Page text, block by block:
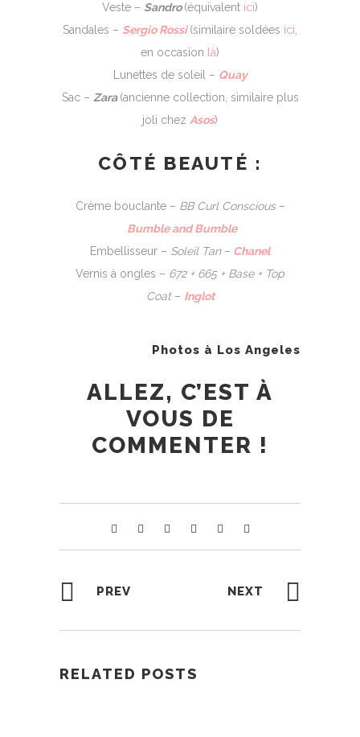
Veste – Sandro(équivalent ici)
Sandales – Sergio Rossi (similaire soldées ici,
en occasion là)
Lunettes de soleil – Quay
Sac – Zara (ancienne collection, similaire plus
joli chez Asos)
CÔTÉ BEAUTÉ :
Crème bouclante – BB Curl Conscious–
Bumble and Bumble
Embellisseur – Soleil Tan– Chanel
Vernis à ongles – 672 + 665 + Base + Top
Coat– Inglot
Photos à Los Angeles
ALLEZ, C’EST À
VOUS DE
COMMENTER !
PREV NEXT
RELATED POSTS